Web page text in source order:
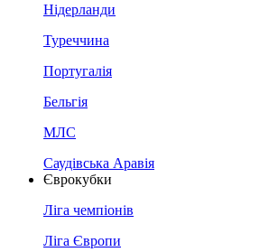
Нідерланди
Туреччина
Португалія
Бельгія
МЛС
Саудівська Аравія
Єврокубки
Ліга чемпіонів
Ліга Європи